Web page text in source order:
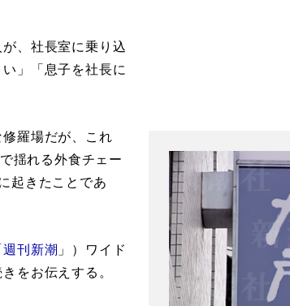
、社長室に乗り込
」「息子を社長に
羅場だが、これ
揺れる外食チェー
起きたことであ
週刊新潮 」）ワイド
をお伝えする。